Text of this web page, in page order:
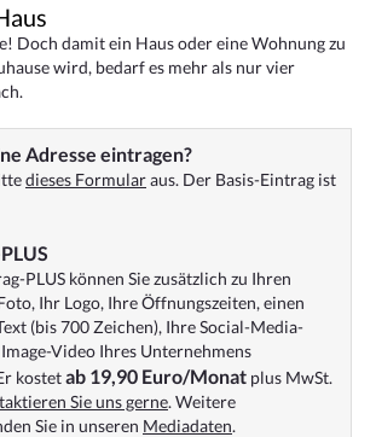
Doch damit ein Haus oder eine Wohnung zu
wird, bedarf es mehr als nur vier
Adresse eintragen?
dieses Formularaus. Der Basis-Eintrag ist
PLUS können Sie zusätzlich zu Ihren
Ihr Logo, Ihre Öffnungszeiten, einen
(bis 700 Zeichen), Ihre Social-Media-
Video Ihres Unternehmens
kostetab 19,90 Euro/Monat plus MwSt.
Sie uns gerne. Weitere
Sie in unseren Mediadaten.